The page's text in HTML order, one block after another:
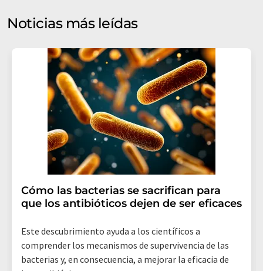
electrónico a efectos publicitarios o de investigación de
mercado y opinión. Puede revocar en todo momento su
de indicar los motivos informando por correo postal a
LUMITOS AG, Ernst-Augustin-Str. 2, 12489 Berlín
(Alemania) o por correo electrónico a
revoke@lumitos.com . Además, en cada correo
electrónico se incluye un enlace para anular la
suscripción al boletín informativo correspondiente.
Noticias más leídas
Cómo las bacterias se sacrifican para
que los antibióticos dejen de ser eficaces
Este descubrimiento ayuda a los científicos a
comprender los mecanismos de supervivencia de las
bacterias y, en consecuencia, a mejorar la eficacia de